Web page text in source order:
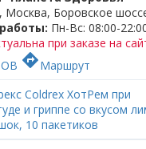
Москва, Боровское
Пн-Вс: 08:00-
при заказе на
directionsМаршрут
Coldrex ХотРем при
и гриппе со вкусом
10 пакетиков